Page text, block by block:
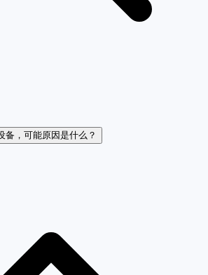
备，可能原因是什么？